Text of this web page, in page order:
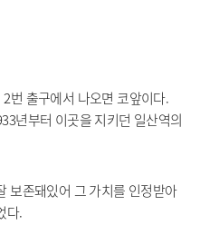
번 출구에서 나오면 코앞이다.
년부터 이곳을 지키던 일산역의
보존돼있어 그 가치를 인정받아
다.